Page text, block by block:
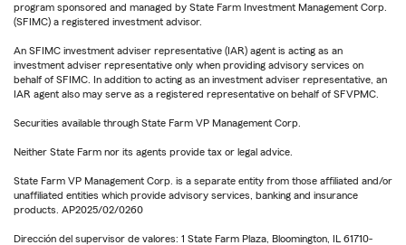
program sponsored and managed by State Farm Investment Management Corp.
(SFIMC) a registered investment advisor.
An SFIMC investment adviser representative (IAR) agent is acting as an
investment adviser representative only when providing advisory services on
behalf of SFIMC. In addition to acting as an investment adviser representative, an
IAR agent also may serve as a registered representative on behalf of SFVPMC.
Securities available through State Farm VP Management Corp.
Neither State Farm nor its agents provide tax or legal advice.
State Farm VP Management Corp. is a separate entity from those affiliated and/or
unaffiliated entities which provide advisory services, banking and insurance
products. AP2025/02/0260
Dirección del supervisor de valores: 1 State Farm Plaza, Bloomington, IL 61710-